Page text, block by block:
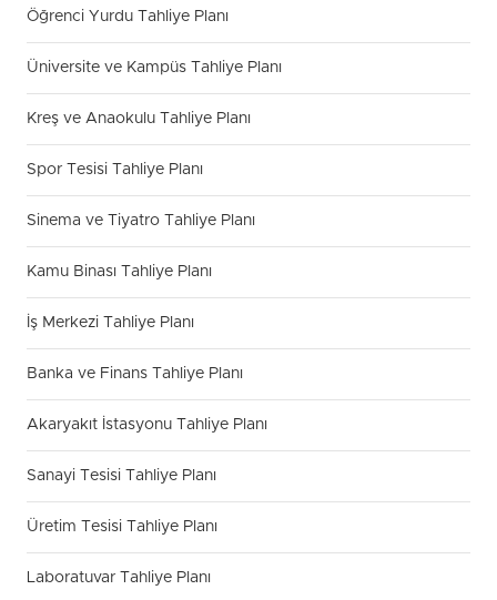
Öğrenci Yurdu Tahliye Planı
Üniversite ve Kampüs Tahliye Planı
Kreş ve Anaokulu Tahliye Planı
Spor Tesisi Tahliye Planı
Sinema ve Tiyatro Tahliye Planı
Kamu Binası Tahliye Planı
İş Merkezi Tahliye Planı
Banka ve Finans Tahliye Planı
Akaryakıt İstasyonu Tahliye Planı
Sanayi Tesisi Tahliye Planı
Üretim Tesisi Tahliye Planı
Laboratuvar Tahliye Planı